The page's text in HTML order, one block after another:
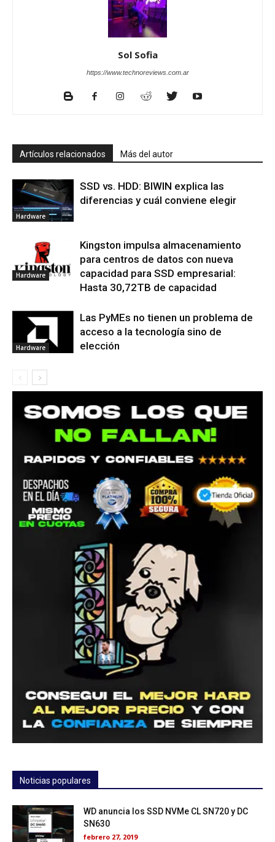
Sol Sofia
https://www.technoreviews.com.ar
Artículos relacionados Más del autor
Hardware
SSD vs. HDD: BIWIN explica las
diferencias y cuál conviene elegir
Hardware
Kingston impulsa almacenamiento
para centros de datos con nueva
capacidad para SSD empresarial:
Hasta 30,72TB de capacidad
Hardware
Las PyMEs no tienen un problema de
acceso a la tecnología sino de
elección
Noticias populares
WD anuncia los SSD NVMe CL SN720 y DC
SN630
febrero 27, 2019